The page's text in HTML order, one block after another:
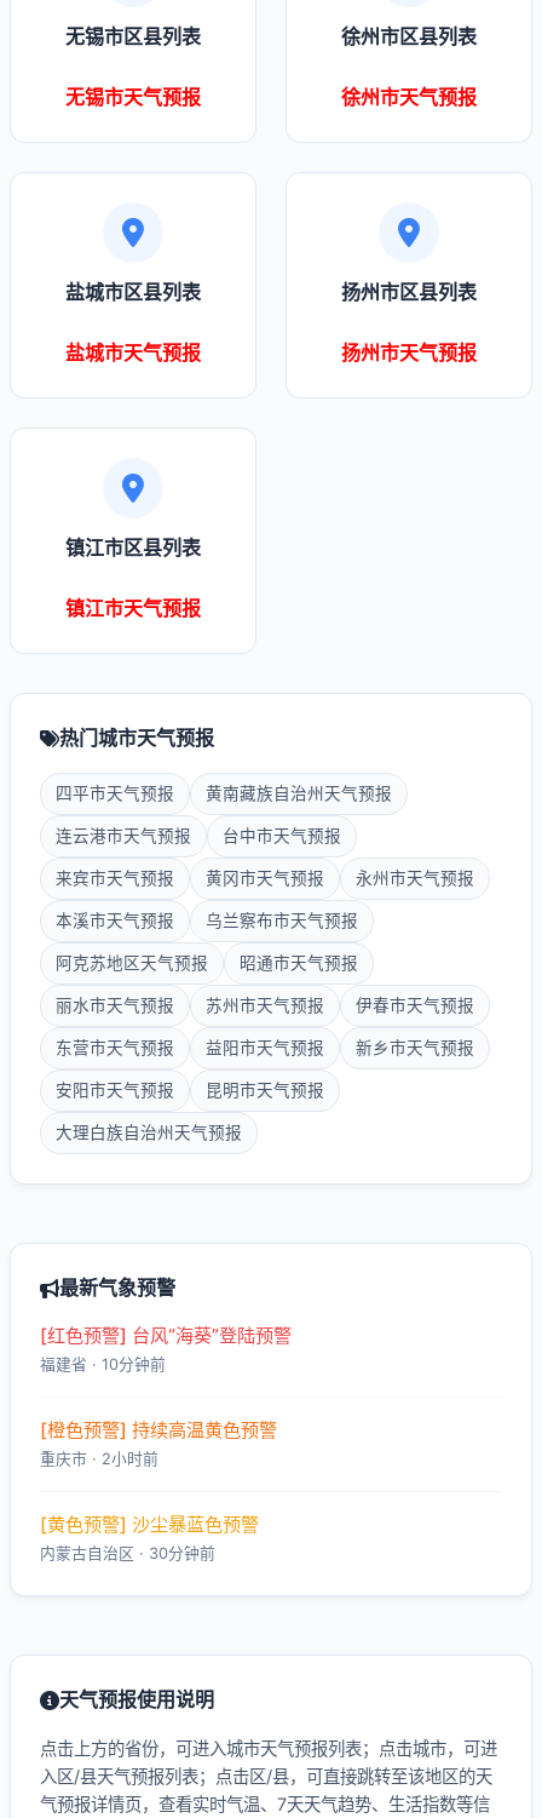
无锡市区县列表
无锡市天气预报
徐州市区县列表
徐州市天气预报
盐城市区县列表
盐城市天气预报
扬州市区县列表
扬州市天气预报
镇江市区县列表
镇江市天气预报
热门城市天气预报
四平市天气预报 黄南藏族自治州天气预报
连云港市天气预报 台中市天气预报
来宾市天气预报 黄冈市天气预报 永州市天气预报
本溪市天气预报 乌兰察布市天气预报
阿克苏地区天气预报 昭通市天气预报
丽水市天气预报 苏州市天气预报 伊春市天气预报
东营市天气预报 益阳市天气预报 新乡市天气预报
安阳市天气预报 昆明市天气预报
大理白族自治州天气预报
最新气象预警
[红色预警] 台风“海葵”登陆预警
福建省 · 10分钟前
[橙色预警] 持续高温黄色预警
重庆市 · 2小时前
[黄色预警] 沙尘暴蓝色预警
内蒙古自治区 · 30分钟前
天气预报使用说明
点击上方的省份，可进入城市天气预报列表；点击城市，可进
入区/县天气预报列表；点击区/县，可直接跳转至该地区的天
气预报详情页，查看实时气温、7天天气趋势、生活指数等信